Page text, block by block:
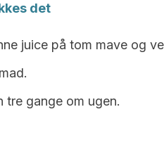
det
juice på tom mave og
tre gange om ugen.